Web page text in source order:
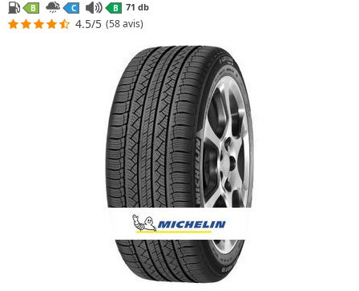
B C B 71 db
4.5/5 (58 avis)